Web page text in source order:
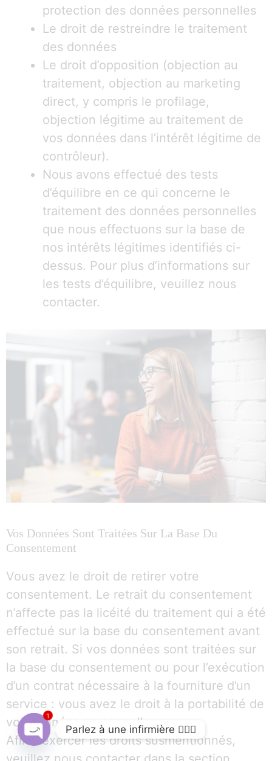
protection des données personnelles
Le droit de restreindre le traitement
des données
Le droit d’opposition (objection au
traitement, objection au marketing
direct, y compris le profilage,
objection légitime au traitement de
vos données dans l’intérêt légitime de
contrôleur).
Nous avons effectué des tests
d’équilibre en ce qui concerne le
traitement des données personnelles
que nous effectuons sur la base de
nos intérêts légitimes identifiés ci-
dessus. Pour plus d’informations sur
les tests d’équilibre, veuillez nous
contacter.
Vos Données Sont Traitées Sur La Base Du
Consentement
Vous avez le droit de retirer votre
consentement. Le retrait du consentement
n’affecte pas la licéité du traitement qui a été
effectué sur la base du consentement avant
son retrait. Si vos données sont traitées sur
la base du consentement ou pour l’exécution
d’un contrat nécessaire à la fourniture d’un
service : vous avez le droit à la portabilité de
vos données personnelles.
Afin d’exercer les droits susmentionnés,
Parlez à une infirmière 👩🏽‍⚕️
Open
1